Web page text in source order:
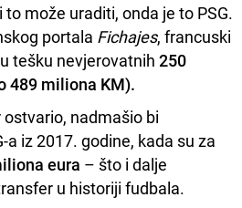
može uraditi, onda je to PSG.
portala Fichajes, francuski
tešku nevjerovatnih 250
489 miliona KM).
nadmašio bi
a iz 2017. godine, kada su za
eura – što i dalje
u historiji fudbala.